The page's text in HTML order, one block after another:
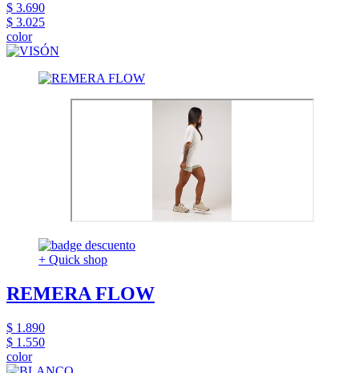
$ 3.690
$ 3.025
color
+ Quick shop
REMERA FLOW
$ 1.890
$ 1.550
color